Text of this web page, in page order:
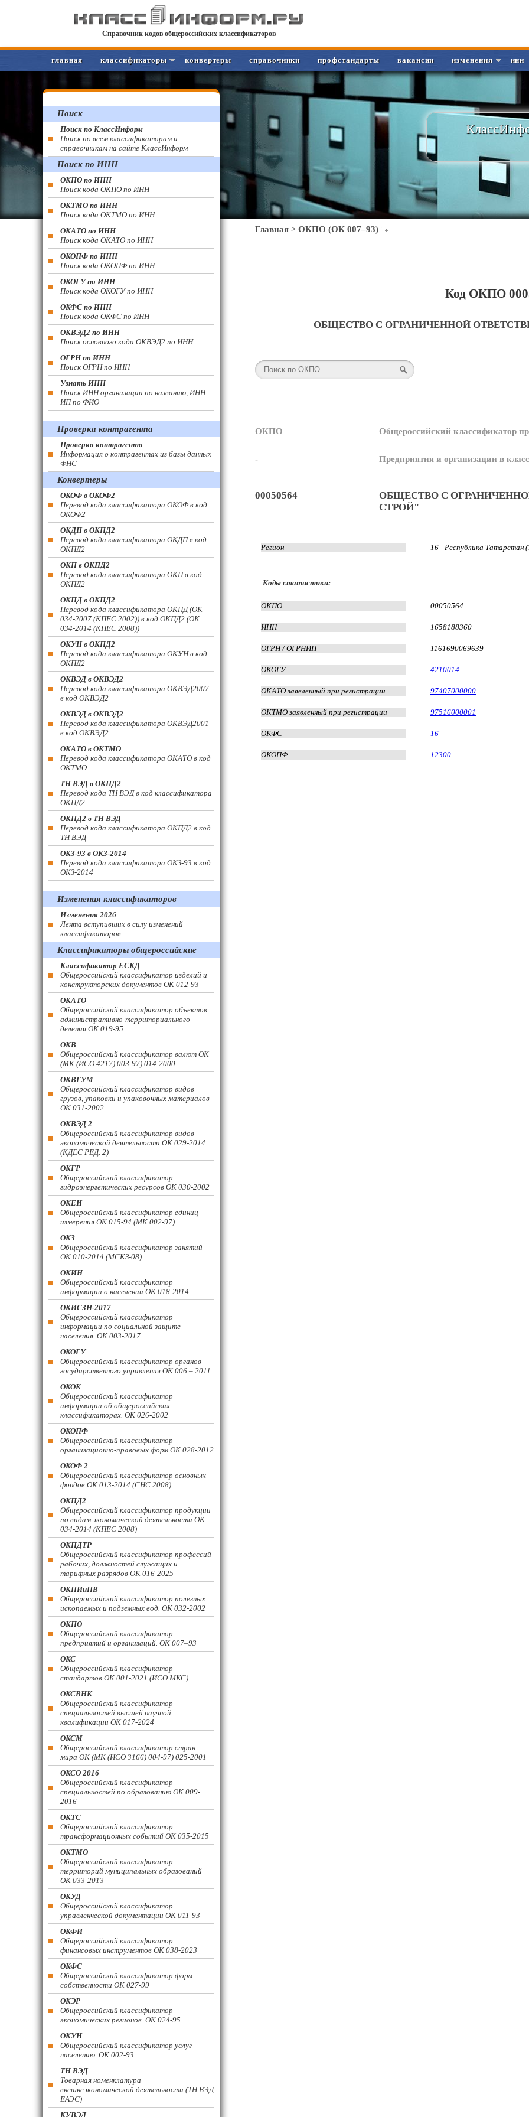
Справочник кодов общероссийских классификаторов
главная классификаторы конвертеры справочники профстандарты вакансии изменения инн
Главная > ОКПО (ОК 007–93)
Код ОКПО
ОБЩЕСТВО С ОГРАНИЧЕННОЙ
ОКПО Общероссийский классификатор
- Предприятия и организации в
00050564
ОБЩЕСТВО С
СТРОЙ"
Регион 16 - Республика Татарстан
Коды статистики:
ОКПО 00050564
ИНН 1658188360
ОГРН / ОГРНИП 1161690069639
ОКОГУ 4210014
ОКАТО заявленный при регистрации 97407000000
ОКТМО заявленный при регистрации 97516000001
ОКФС 16
ОКОПФ 12300
Поиск
Поиск по КлассИнформ
Поиск по всем классификаторам и
справочникам на сайте КлассИнформ
Поиск по ИНН
ОКПО по ИНН
Поиск кода ОКПО по ИНН
ОКТМО по ИНН
Поиск кода ОКТМО по ИНН
ОКАТО по ИНН
Поиск кода ОКАТО по ИНН
ОКОПФ по ИНН
Поиск кода ОКОПФ по ИНН
ОКОГУ по ИНН
Поиск кода ОКОГУ по ИНН
ОКФС по ИНН
Поиск кода ОКФС по ИНН
ОКВЭД2 по ИНН
Поиск основного кода ОКВЭД2 по ИНН
ОГРН по ИНН
Поиск ОГРН по ИНН
Узнать ИНН
Поиск ИНН организации по названию, ИНН
ИП по ФИО
Проверка контрагента
Проверка контрагента
Информация о контрагентах из базы данных
ФНС
Конвертеры
ОКОФ в ОКОФ2
Перевод кода классификатора ОКОФ в код
ОКОФ2
ОКДП в ОКПД2
Перевод кода классификатора ОКДП в код
ОКПД2
ОКП в ОКПД2
Перевод кода классификатора ОКП в код
ОКПД2
ОКПД в ОКПД2
Перевод кода классификатора ОКПД (ОК
034-2007 (КПЕС 2002)) в код ОКПД2 (ОК
034-2014 (КПЕС 2008))
ОКУН в ОКПД2
Перевод кода классификатора ОКУН в код
ОКПД2
ОКВЭД в ОКВЭД2
Перевод кода классификатора ОКВЭД2007
в код ОКВЭД2
ОКВЭД в ОКВЭД2
Перевод кода классификатора ОКВЭД2001
в код ОКВЭД2
ОКАТО в ОКТМО
Перевод кода классификатора ОКАТО в код
ОКТМО
ТН ВЭД в ОКПД2
Перевод кода ТН ВЭД в код классификатора
ОКПД2
ОКПД2 в ТН ВЭД
Перевод кода классификатора ОКПД2 в код
ТН ВЭД
ОКЗ-93 в ОКЗ-2014
Перевод кода классификатора ОКЗ-93 в код
ОКЗ-2014
Изменения классификаторов
Изменения 2026
Лента вступивших в силу изменений
классификаторов
Классификаторы общероссийские
Классификатор ЕСКД
Общероссийский классификатор изделий и
конструкторских документов ОК 012-93
ОКАТО
Общероссийский классификатор объектов
административно-территориального
деления ОК 019-95
ОКВ
Общероссийский классификатор валют ОК
(МК (ИСО 4217) 003-97) 014-2000
ОКВГУМ
Общероссийский классификатор видов
грузов, упаковки и упаковочных материалов
ОК 031-2002
ОКВЭД 2
Общероссийский классификатор видов
экономической деятельности ОК 029-2014
(КДЕС РЕД. 2)
ОКГР
Общероссийский классификатор
гидроэнергетических ресурсов ОК 030-2002
ОКЕИ
Общероссийский классификатор единиц
измерения ОК 015-94 (МК 002-97)
ОКЗ
Общероссийский классификатор занятий
ОК 010-2014 (МСКЗ-08)
ОКИН
Общероссийский классификатор
информации о населении ОК 018-2014
ОКИСЗН-2017
Общероссийский классификатор
информации по социальной защите
населения. ОК 003-2017
ОКОГУ
Общероссийский классификатор органов
государственного управления ОК 006 – 2011
ОКОК
Общероссийский классификатор
информации об общероссийских
классификаторах. ОК 026-2002
ОКОПФ
Общероссийский классификатор
организационно-правовых форм ОК 028-2012
ОКОФ 2
Общероссийский классификатор основных
фондов ОК 013-2014 (СНС 2008)
ОКПД2
Общероссийский классификатор продукции
по видам экономической деятельности ОК
034-2014 (КПЕС 2008)
ОКПДТР
Общероссийский классификатор профессий
рабочих, должностей служащих и
тарифных разрядов ОК 016-2025
ОКПИиПВ
Общероссийский классификатор полезных
ископаемых и подземных вод. ОК 032-2002
ОКПО
Общероссийский классификатор
предприятий и организаций. ОК 007–93
ОКС
Общероссийский классификатор
стандартов ОК 001-2021 (ИСО МКС)
ОКСВНК
Общероссийский классификатор
специальностей высшей научной
квалификации ОК 017-2024
ОКСМ
Общероссийский классификатор стран
мира ОК (МК (ИСО 3166) 004-97) 025-2001
ОКСО 2016
Общероссийский классификатор
специальностей по образованию ОК 009-
2016
ОКТС
Общероссийский классификатор
трансформационных событий ОК 035-2015
ОКТМО
Общероссийский классификатор
территорий муниципальных образований
ОК 033-2013
ОКУД
Общероссийский классификатор
управленческой документации ОК 011-93
ОКФИ
Общероссийский классификатор
финансовых инструментов OK 038-2023
ОКФС
Общероссийский классификатор форм
собственности ОК 027-99
ОКЭР
Общероссийский классификатор
экономических регионов. ОК 024-95
ОКУН
Общероссийский классификатор услуг
населению. ОК 002-93
ТН ВЭД
Товарная номенклатура
внешнеэкономической деятельности (ТН ВЭД
ЕАЭС)
КУВЭД